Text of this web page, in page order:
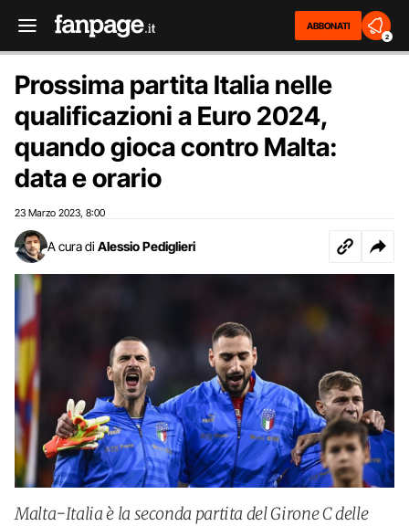
ABBONATI
2
Prossima partita Italia nelle
qualificazioni a Euro 2024,
quando gioca contro Malta:
data e orario
23 Marzo 2023 8:00
A cura di Alessio Pediglieri
Malta-Italia è la seconda partita del Girone C delle